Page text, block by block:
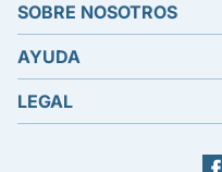
SOBRE NOSOTROS
AYUDA
LEGAL